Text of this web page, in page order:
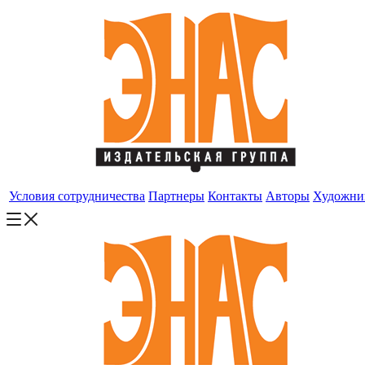
Условия сотрудничества Партнеры Контакты Авторы